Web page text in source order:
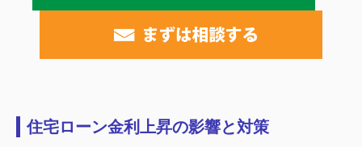
住宅ローン金利上昇の影響と対策